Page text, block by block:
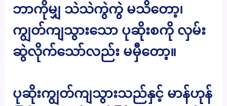
ဘာကိုမျှ သဲသဲကွဲကွဲ မသိတော့၊
ကျွတ်ကျသွားသော ပုဆိုးစကို လှမ်း
ဆွဲလိုက်သော်လည်း မမှီတော့။
ပုဆိုးကျွတ်ကျသွားသည်နှင့် မာန်ဟုန်